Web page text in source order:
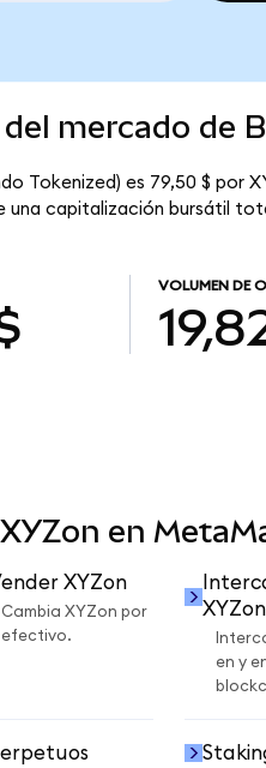
mercado de
Tokenized) es 79,50 $ por
una capitalización bursátil
VOLUMEN DE
en
XYZon
Cambia XYZon por
efectivo.
XYZon
en y